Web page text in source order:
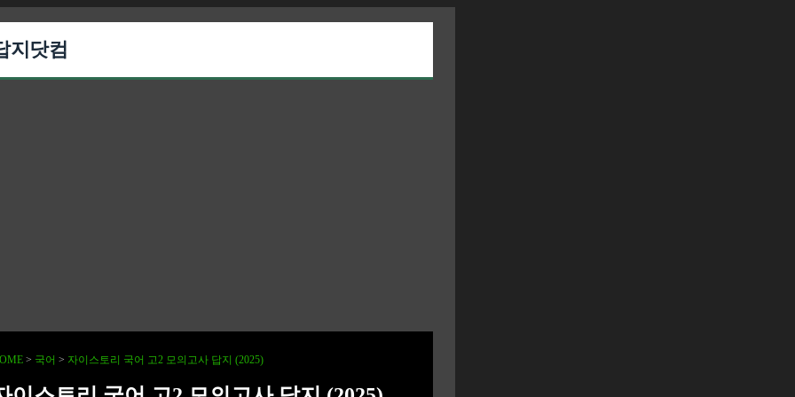
지닷컴
> 국어 > 자이스토리 국어 고2 모의고사 답지 (2025)